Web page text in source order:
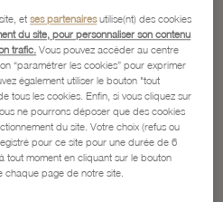
etses partenairesutilise(nt) des cookies
du site, pour personnaliser son contenu
trafic. Vous pouvez accéder au centre
“paramétrer les cookies” pour exprimer
également utiliser le bouton "tout
tous les cookies. Enfin, si vous cliquez sur
ne pourrons déposer que des cookies
du site. Votre choix (refus ou
pour ce site pour une durée de 6
tout moment en cliquant sur le bouton
chaque page de notre site.